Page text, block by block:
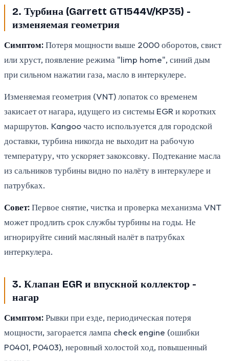
2. Турбина (Garrett GT1544V/KP35) -
изменяемая геометрия
Симптом:Потеря мощности выше 2000 оборотов, свист
или хруст, появление режима "limp home", синий дым
при сильном нажатии газа, масло в интеркулере.
Изменяемая геометрия (VNT) лопаток со временем
закисает от нагара, идущего из системы EGR и коротких
маршрутов. Kangoo часто используется для городской
доставки, турбина никогда не выходит на рабочую
температуру, что ускоряет закоксовку. Подтекание масла
из сальников турбины видно по налёту в интеркулере и
патрубках.
Совет:Первое снятие, чистка и проверка механизма VNT
может продлить срок службы турбины на годы. Не
игнорируйте синий масляный налёт в патрубках
интеркулера.
3. Клапан EGR и впускной коллектор -
нагар
Симптом:Рывки при езде, периодическая потеря
мощности, загорается лампа check engine (ошибки
P0401, P0403), неровный холостой ход, повышенный